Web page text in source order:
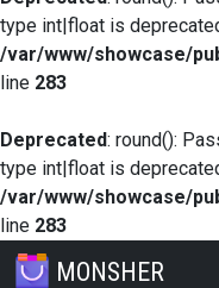
type int|float is
/var/www/showcase/
line 283
Deprecated: round():
type int|float is
/var/www/showcase/
line 283
MONSHER